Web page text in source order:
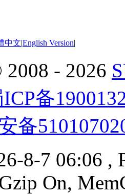
中文|English Version|
- 2026
备
备
8-7 06:06 ,
On,